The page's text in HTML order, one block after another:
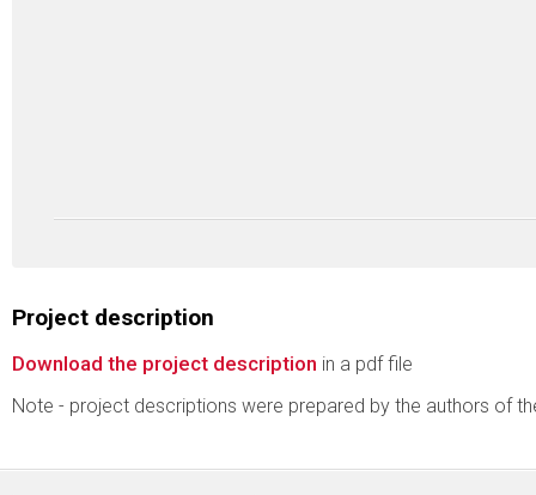
Project description
Download the project description in a pdf file
Note - project descriptions were prepared by the authors of